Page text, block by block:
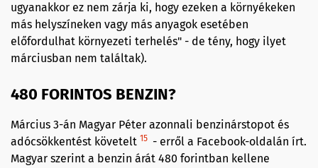
ugyanakkor ez nem zárja ki, hogy ezeken a környékeken
más helyszíneken vagy más anyagok esetében
előfordulhat környezeti terhelés" - de tény, hogy ilyet
márciusban nem találtak).
480 FORINTOS BENZIN?
Március 3-án Magyar Péter azonnali benzinárstopot és
adócsökkentést követelt 15 - erről a Facebook-oldalán írt.
Magyar szerint a benzin árát 480 forintban kellene